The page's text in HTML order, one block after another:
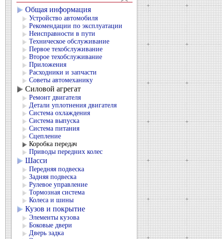
Общая информация
Устройство автомобиля
Рекомендации по эксплуатации
Неисправности в пути
Техническое обслуживание
Первое техобслуживание
Второе техобслуживание
Приложения
Расходники и запчасти
Советы автомеханику
Силовой агрегат
Ремонт двигателя
Детали уплотнения двигателя
Система охлаждения
Система выпуска
Система питания
Сцепление
Коробка передач
Приводы передних колес
Шасси
Передняя подвеска
Задняя подвеска
Рулевое управление
Тормозная система
Колеса и шины
Кузов и покрытие
Элементы кузова
Боковые двери
Дверь задка